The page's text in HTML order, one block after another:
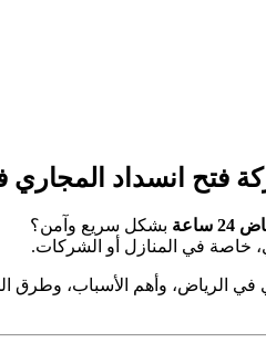
بشكل سريع وآمن؟
خاصة في المنازل أو الشركات.
الرياض، وأهم الأسباب، وطرق